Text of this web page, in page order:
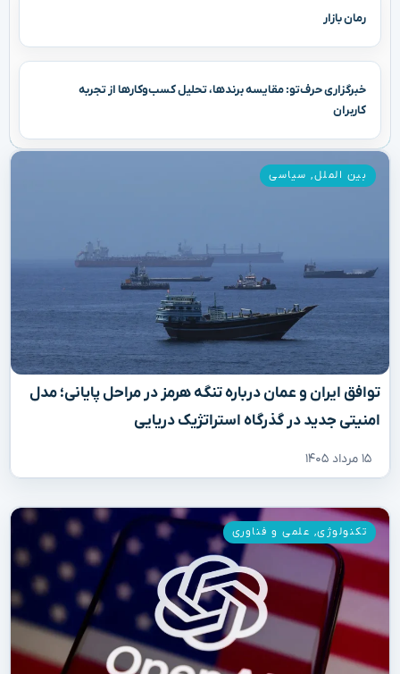
رمان بازار
خبرگزاری حرف‌تو: مقایسه برندها، تحلیل کسب‌وکارها از تجربه
کاربران
توافق ایران و عمان درباره تنگه هرمز در مراحل پایانی؛ مدل
امنیتی جدید در گذرگاه استراتژیک دریایی
۱۵ مرداد ۱۴۰۵
بین الملل, سیاسی
تکنولوژی, علمی و فناوری